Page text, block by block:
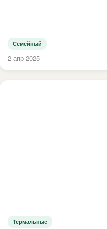
Семейный
2 апр 2025
Термальные